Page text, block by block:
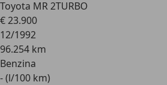
Toyota MR 2TURBO
€ 23.900
12/1992
96.254 km
Benzina
- (l/100 km)